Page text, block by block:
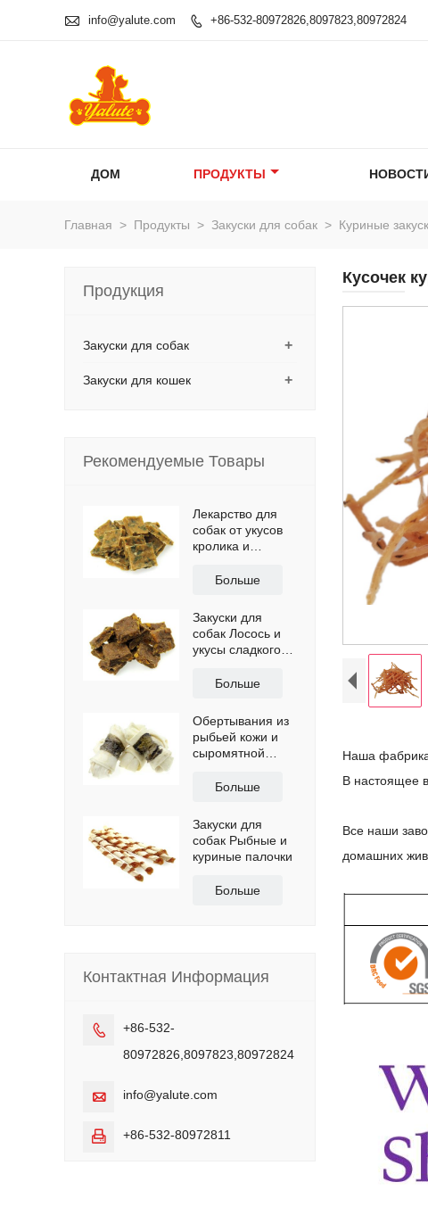
 info@yalute.com  +86-532-80972826,8097823,80972824
ДОМ ПРОДУКТЫ
Главная > Продукты > Закуски для собак > Куриные
Кусочек
Наша фабрика
В настоящее
Все наши
домашних
Продукция
+
Закуски для собак
+
Закуски для кошек
Рекомендуемые Товары
Лекарство для
собак от укусов
кролика и
Больше
Закуски для
собак Лосось и
укусы сладкого
Больше
Обертывания из
рыбьей кожи и
сыромятной
лечения
Больше
Закуски для
собак Рыбные и
куриные палочки
Больше
Контактная Информация

+86-532-
80972826,8097823,80972824
 info@yalute.com
 +86-532-80972811